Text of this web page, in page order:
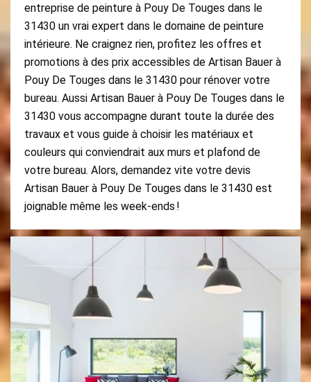
entreprise de peinture à Pouy De Touges dans le
31430 un vrai expert dans le domaine de peinture
intérieure. Ne craignez rien, profitez les offres et
promotions à des prix accessibles de Artisan Bauer à
Pouy De Touges dans le 31430 pour rénover votre
bureau. Aussi Artisan Bauer à Pouy De Touges dans le
31430 vous accompagne durant toute la durée des
travaux et vous guide à choisir les matériaux et
couleurs qui conviendrait aux murs et plafond de
votre bureau. Alors, demandez vite votre devis
Artisan Bauer à Pouy De Touges dans le 31430 est
joignable même les week-ends !